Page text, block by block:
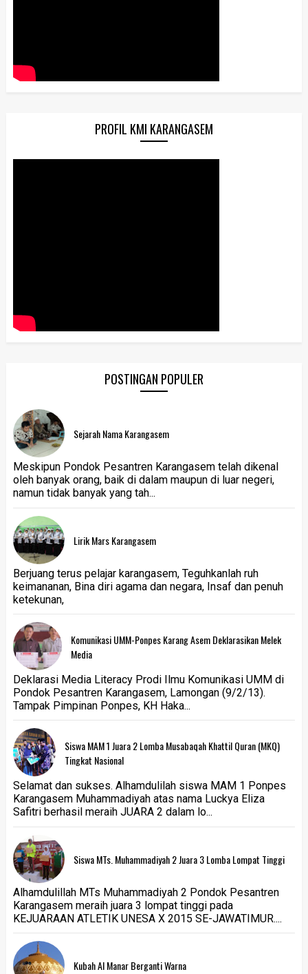
PROFIL KMI KARANGASEM
POSTINGAN POPULER
Sejarah Nama Karangasem
Meskipun Pondok Pesantren Karangasem telah dikenal
oleh banyak orang, baik di dalam maupun di luar negeri,
namun tidak banyak yang tah...
Lirik Mars Karangasem
Berjuang terus pelajar karangasem, Teguhkanlah ruh
keimananan, Bina diri agama dan negara, Insaf dan penuh
ketekunan,
Komunikasi UMM-Ponpes Karang Asem Deklarasikan Melek
Media
Deklarasi Media Literacy Prodi Ilmu Komunikasi UMM di
Pondok Pesantren Karangasem, Lamongan (9/2/13).
Tampak Pimpinan Ponpes, KH Haka...
Siswa MAM 1 Juara 2 Lomba Musabaqah Khattil Quran (MKQ)
Tingkat Nasional
Selamat dan sukses. Alhamdulilah siswa MAM 1 Ponpes
Karangasem Muhammadiyah atas nama Luckya Eliza
Safitri berhasil meraih JUARA 2 dalam lo...
Siswa MTs. Muhammadiyah 2 Juara 3 Lomba Lompat Tinggi
Alhamdulillah MTs Muhammadiyah 2 Pondok Pesantren
Karangasem meraih juara 3 lompat tinggi pada
KEJUARAAN ATLETIK UNESA X 2015 SE-JAWATIMUR....
Kubah Al Manar Berganti Warna